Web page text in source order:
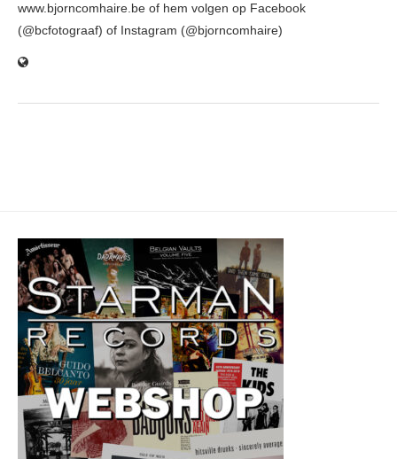
www.bjorncomhaire.be of hem volgen op Facebook
(@bcfotograaf) of Instagram (@bjorncomhaire)